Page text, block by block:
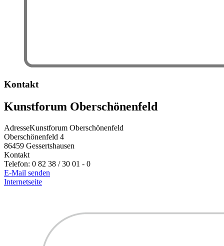
Kontakt
Kunstforum Oberschönenfeld
AdresseKunstforum Oberschönenfeld
Oberschönenfeld 4
86459 Gessertshausen
Kontakt
Telefon: 0 82 38 / 30 01 - 0
E-Mail senden
Internetseite